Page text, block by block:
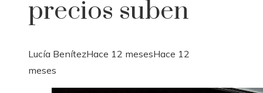
precios suben
Lucía BenítezHace 12 mesesHace 12
meses